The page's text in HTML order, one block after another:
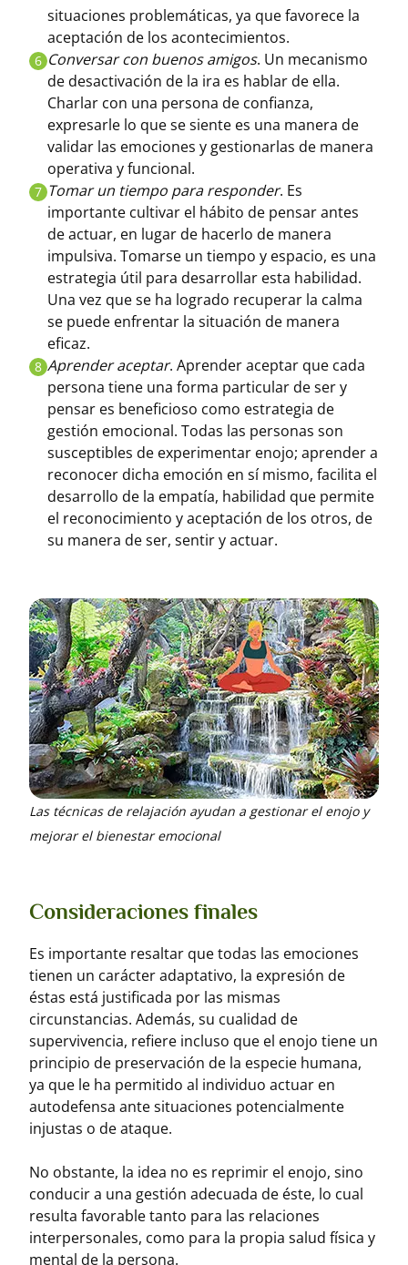
situaciones problemáticas, ya que favorece la
aceptación de los acontecimientos.
6 Conversar con buenos amigos. Un mecanismo
de desactivación de la ira es hablar de ella.
Charlar con una persona de confianza,
expresarle lo que se siente es una manera de
validar las emociones y gestionarlas de manera
operativa y funcional.
7 Tomar un tiempo para responder. Es
importante cultivar el hábito de pensar antes
de actuar, en lugar de hacerlo de manera
impulsiva. Tomarse un tiempo y espacio, es una
estrategia útil para desarrollar esta habilidad.
Una vez que se ha logrado recuperar la calma
se puede enfrentar la situación de manera
eficaz.
8 Aprender aceptar. Aprender aceptar que cada
persona tiene una forma particular de ser y
pensar es beneficioso como estrategia de
gestión emocional. Todas las personas son
susceptibles de experimentar enojo; aprender a
reconocer dicha emoción en sí mismo, facilita el
desarrollo de la empatía, habilidad que permite
el reconocimiento y aceptación de los otros, de
su manera de ser, sentir y actuar.
Las técnicas de relajación ayudan a gestionar el enojo y
mejorar el bienestar emocional
Consideraciones finales
Es importante resaltar que todas las emociones
tienen un carácter adaptativo, la expresión de
éstas está justificada por las mismas
circunstancias. Además, su cualidad de
supervivencia, refiere incluso que el enojo tiene un
principio de preservación de la especie humana,
ya que le ha permitido al individuo actuar en
autodefensa ante situaciones potencialmente
injustas o de ataque.
No obstante, la idea no es reprimir el enojo, sino
conducir a una gestión adecuada de éste, lo cual
resulta favorable tanto para las relaciones
interpersonales, como para la propia salud física y
mental de la persona.